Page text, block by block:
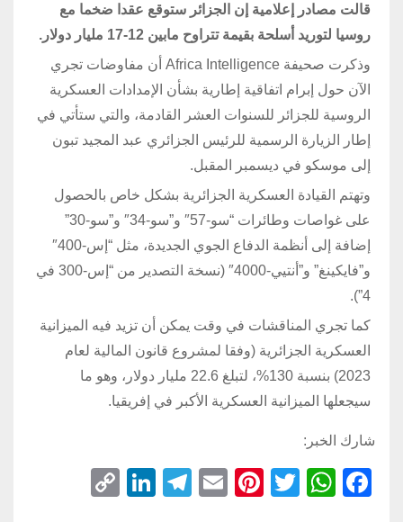
قالت مصادر إعلامية إن الجزائر ستوقع عقدا ضخما مع
روسيا لتوريد أسلحة بقيمة تتراوح مابين 12-17 مليار دولار.
وذكرت صحيفة Africa Intelligence أن مفاوضات تجري
الآن حول إبرام اتفاقية إطارية بشأن الإمدادات العسكرية
الروسية للجزائر للسنوات العشر القادمة، والتي ستأتي في
إطار الزيارة الرسمية للرئيس الجزائري عبد المجيد تبون
إلى موسكو في ديسمبر المقبل.
وتهتم القيادة العسكرية الجزائرية بشكل خاص بالحصول
على غواصات وطائرات “سو-57″ و”سو-34″ و”سو-30”
إضافة إلى أنظمة الدفاع الجوي الجديدة، مثل “إس-400″
و”فايكينغ” و”أنتيي-4000″ (نسخة التصدير من “إس-300 في
4”).
كما تجري المناقشات في وقت يمكن أن تزيد فيه الميزانية
العسكرية الجزائرية (وفقا لمشروع قانون المالية لعام
2023) بنسبة 130%، لتبلغ 22.6 مليار دولار، وهو ما
سيجعلها الميزانية العسكرية الأكبر في إفريقيا.
شارك الخبر:
F
W
T
Pi
E
T
Li